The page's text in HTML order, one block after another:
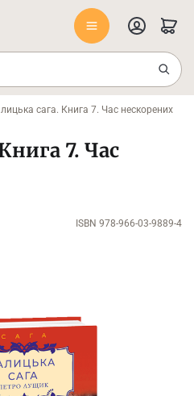
сага. Книга 7. Час нескорених
7. Час
ISBN 978-966-03-9889-4